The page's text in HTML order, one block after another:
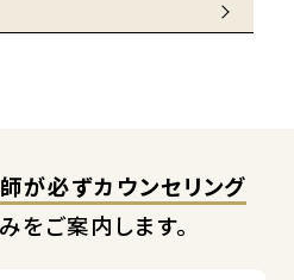
が必ずカウンセリング
をご案内します。